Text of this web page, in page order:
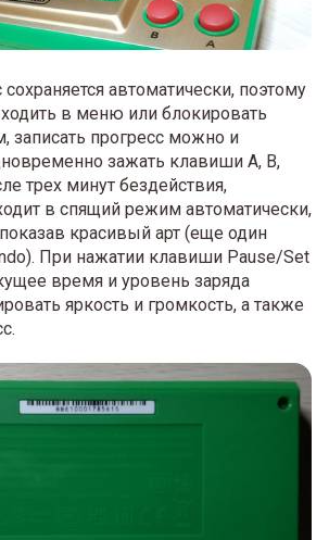
автоматически, поэтому
в меню или блокировать
записать прогресс можно и
зажать клавиши A, B,
трех минут бездействия,
в спящий режим автоматически,
красивый арт (еще один
При нажатии клавиши Pause/Set
время и уровень заряда
яркость и громкость, а также